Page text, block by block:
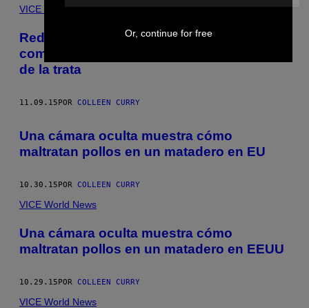
VICE World News
Redada en un salón de masajes: así es
como Houston se convirtió en epicentro
de la trata
11.09.15POR COLLEEN CURRY
Una cámara oculta muestra cómo
maltratan pollos en un matadero en EU
10.30.15POR COLLEEN CURRY
VICE World News
Una cámara oculta muestra cómo
maltratan pollos en un matadero en EEUU
10.29.15POR COLLEEN CURRY
VICE World News
Or, continue for free